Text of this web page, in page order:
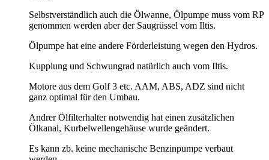
Selbstverständlich auch die Ölwanne, Ölpumpe muss vom RP
genommen werden aber der Saugrüssel vom Iltis.
Ölpumpe hat eine andere Förderleistung wegen den Hydros.
Kupplung und Schwungrad natürlich auch vom Iltis.
Motore aus dem Golf 3 etc. AAM, ABS, ADZ sind nicht
ganz optimal für den Umbau.
Andrer Ölfilterhalter notwendig hat einen zusätzlichen
Ölkanal, Kurbelwellengehäuse wurde geändert.
Es kann zb. keine mechanische Benzinpumpe verbaut